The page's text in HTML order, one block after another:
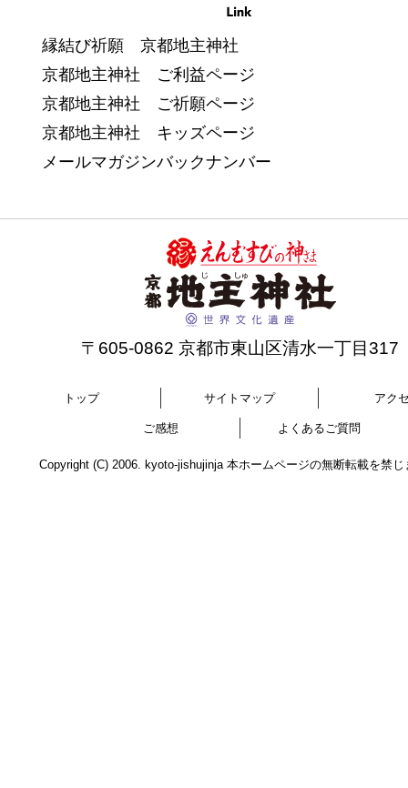
縁結び祈願 京都地主神社
京都地主神社 ご利益ページ
京都地主神社 ご祈願ページ
京都地主神社 キッズページ
メールマガジンバックナンバー
〒605-0862 京都市東山区清水一丁目317
トップ サイトマップ アク
ご感想 よくあるご質問
Copyright (C) 2006. kyoto-jishujinja 本ホームページの無断転載を禁じ